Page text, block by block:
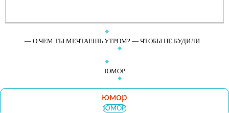
— О ЧЕМ ТЫ МЕЧТАЕШЬ УТРОМ? — ЧТОБЫ НЕ БУДИЛИ...
ЮМОР
юмор
ЮМОР